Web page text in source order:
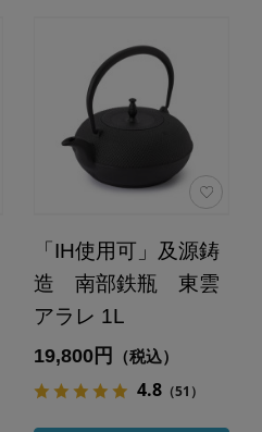
「IH使用可」及源鋳
造 南部鉄瓶 東雲
アラレ 1L
19,800円 （税込）
4.8（51）